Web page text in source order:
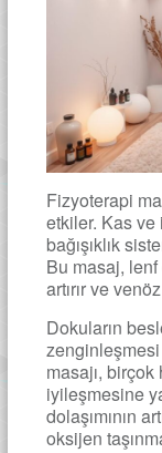
Fizyoterapi
etkiler. Kas ve
bağışıklık
Bu masaj, lenf
artırır ve
Dokuların
masajı,
iyileşmesine
dolaşımının
oksijen